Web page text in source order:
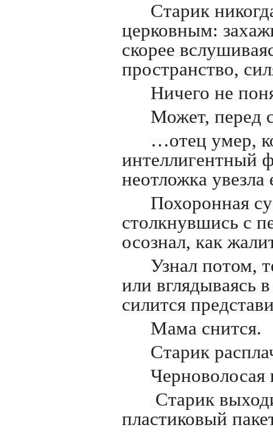
Старик
церковным:
скорее
пространство,
Ничего не
Может, перед
…отец умер,
интеллигентный
неотложка увезла
Похоронная
столкнувшись с
осознал, как
Узнал потом,
или вглядываясь
силится
Мама снится.
Старик
Черноволосая
Старик
пластиковый